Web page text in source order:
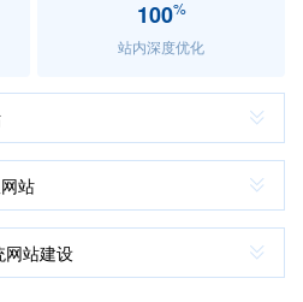
100%
站内深度优化
站
网站建设